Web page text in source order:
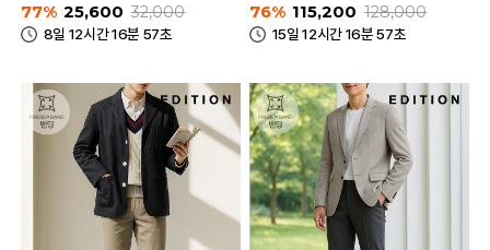
77% 25,600 32,000
8일 12시간 16분 57초
76% 115,200 128,000
15일 12시간 16분 57초